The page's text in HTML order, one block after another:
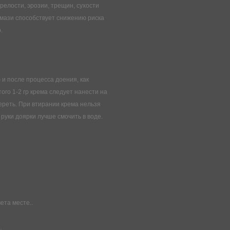
эрозии, трещин, сухости
способствует снижению риска
после процесса доения, как
1-2 гр крема следует нанести на
При втирании крема нельзя
доярки лучше смочить в воде.
месте..